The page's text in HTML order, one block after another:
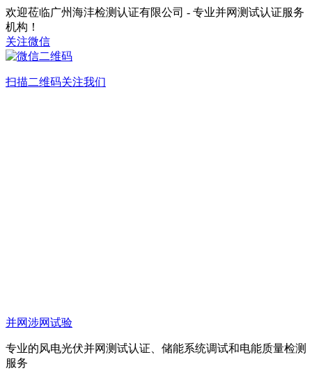
欢迎莅临广州海沣检测认证有限公司 - 专业并网测试认证服务
机构！
关注微信
扫描二维码关注我们
并网涉网试验
专业的风电光伏并网测试认证、储能系统调试和电能质量检测
服务